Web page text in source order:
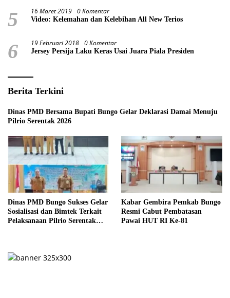
5 16 Maret 2019 0 Komentar
Video: Kelemahan dan Kelebihan All New Terios
6 19 Februari 2018 0 Komentar
Jersey Persija Laku Keras Usai Juara Piala Presiden
Berita Terkini
Dinas PMD Bersama Bupati Bungo Gelar Deklarasi Damai Menuju
Pilrio Serentak 2026
Dinas PMD Bungo Sukses Gelar
Sosialisasi dan Bimtek Terkait
Pelaksanaan Pilrio Serentak
Kabar Gembira Pemkab Bungo
Resmi Cabut Pembatasan
Pawai HUT RI Ke-81